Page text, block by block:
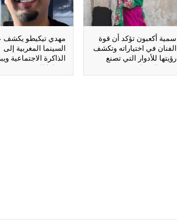
سمية أكعبون تؤكد أن قوة
الفنان في اختياراته وتكشف
رؤيتها للأدوار التي تصنع
بصمة الممثل
مهدي تيكيطو يكشف
السينما المغربية إلى
الذاكرة الاجتماعية
تحولها الفني